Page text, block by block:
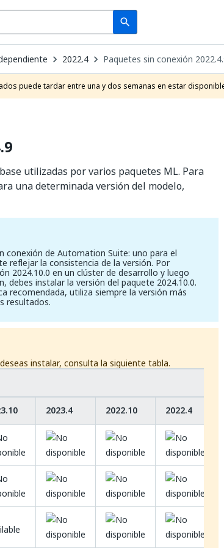
search
Search
2022.4 Paquetes sin conexión
puede tardar entre una y dos semanas en estar
utilizadas por varios paquetes ML. Para
una determinada versión del modelo,
conexión de Automation Suite: uno para el
reflejar la consistencia de la versión. Por
2024.10.0 en un clúster de desarrollo y luego
instalar la versión del paquete 2024.10.0.
recomendada, utiliza siempre la versión más
resultados.
instalar, consulta la siguiente tabla.
2023.4 2022.10 2022.4